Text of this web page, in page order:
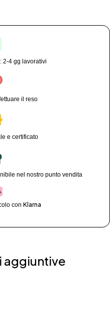
2-4 gg lavorativi
il reso
e certificato
nel nostro punto vendita
con Klarna
aggiuntive